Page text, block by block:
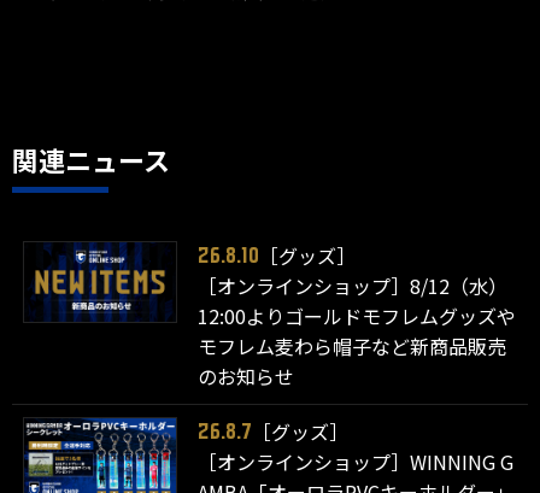
関連ニュース
26.8.10
［グッズ］
［オンラインショップ］8/12（水）
12:00よりゴールドモフレムグッズや
モフレム麦わら帽子など新商品販売
のお知らせ
26.8.7
［グッズ］
［オンラインショップ］WINNING G